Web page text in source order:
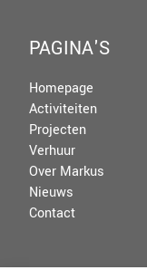
PAGINA'S
Homepage
Activiteiten
Projecten
Verhuur
Over Markus
Nieuws
Contact